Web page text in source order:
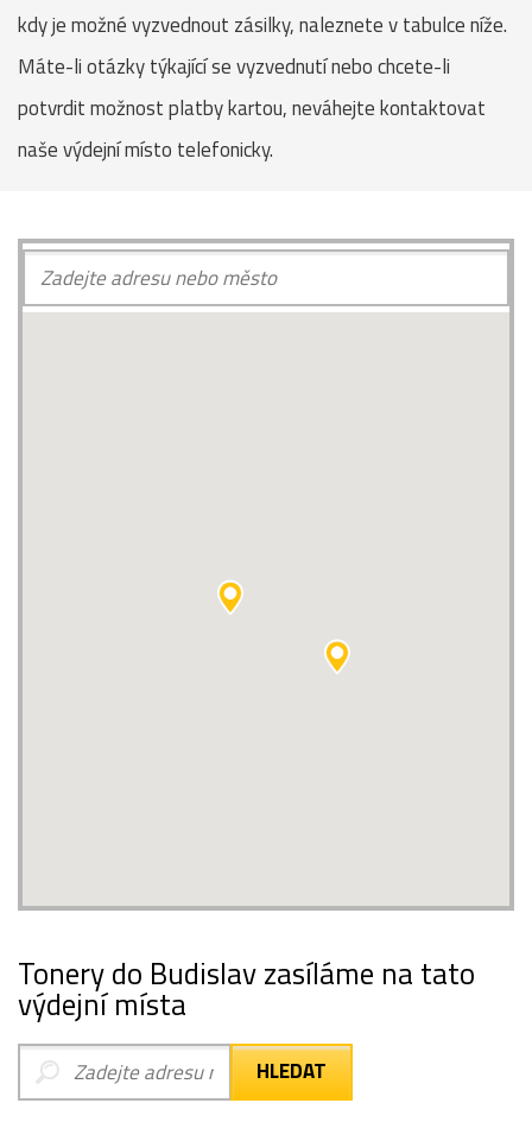
kdy je možné vyzvednout zásilky, naleznete v tabulce níže.
Máte-li otázky týkající se vyzvednutí nebo chcete-li
potvrdit možnost platby kartou, neváhejte kontaktovat
naše výdejní místo telefonicky.
Tonery do Budislav zasíláme na tato
výdejní místa